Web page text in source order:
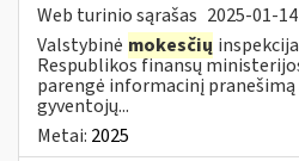
Web turinio sąrašas 2025-01-14
Valstybinė mokesčių
Respublikos finansų
parengė informacinį
gyventojų...
Metai: 2025